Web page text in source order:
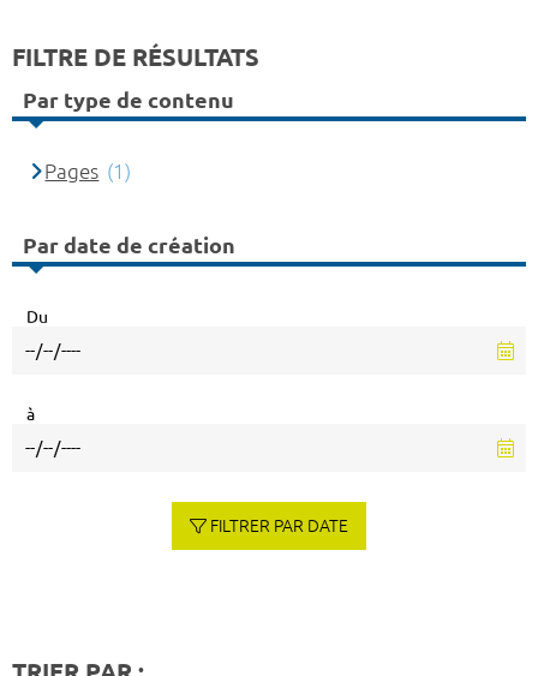
FILTRE DE RÉSULTATS
Par type de contenu
Pages (1)
Par date de création
Du
à
FILTRER PAR DATE